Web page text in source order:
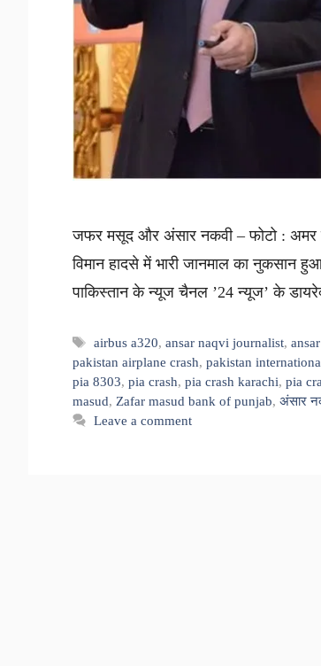
जफर मसूद और अंसार नकवी – फोटो : अमर
विमान हादसे में भारी जानमाल का
पाकिस्तान के न्यूज चैनल ’24 न्यूज’ के
Tags
airbus a320,ansar naqvi journalist,
pakistan airplane crash, pakistan
pia 8303, pia crash, pia crash karachi, pia
masud, Zafar masud bank of punjab, अंसार
Leave a comment